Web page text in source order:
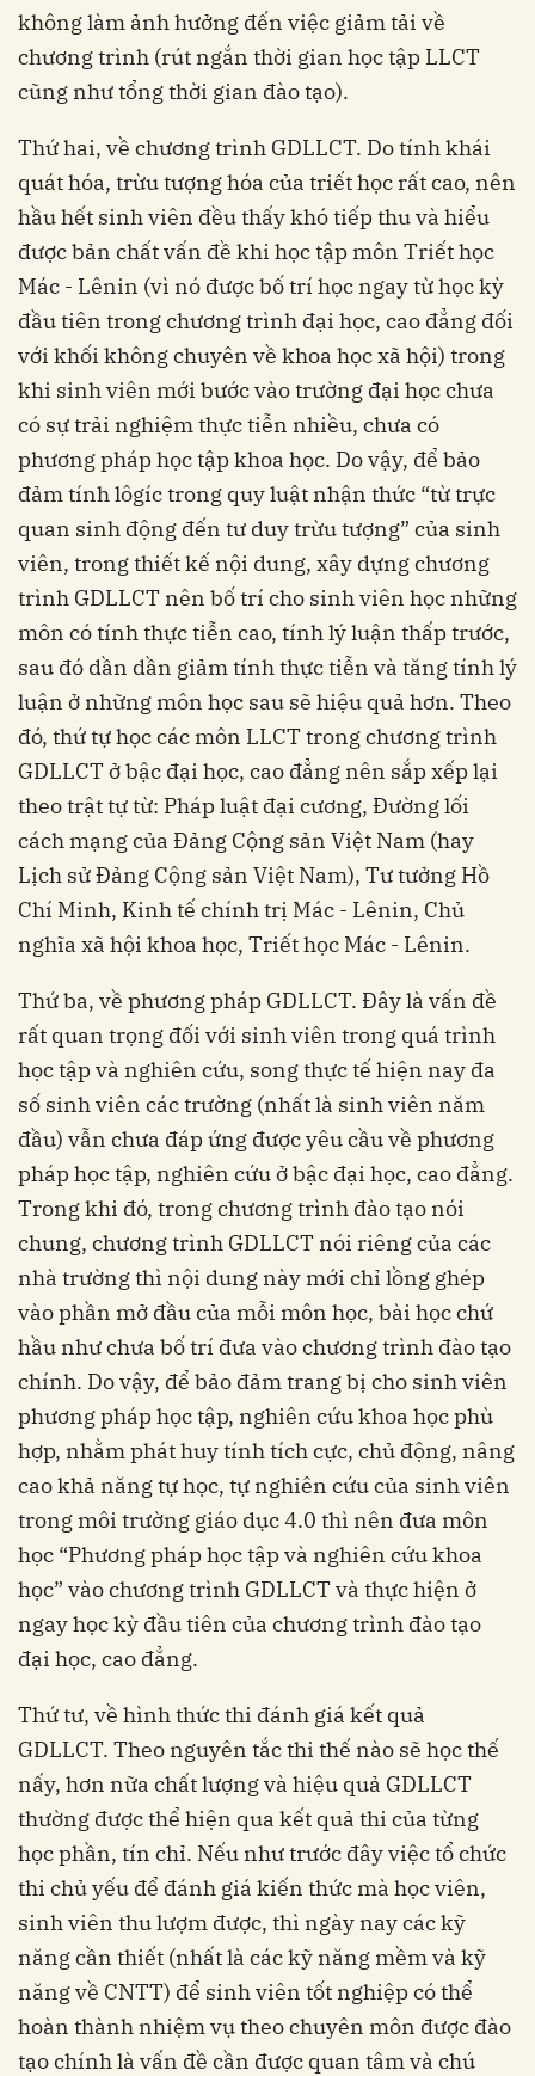
không làm ảnh hưởng đến việc giảm tải về
chương trình (rút ngắn thời gian học tập LLCT
cũng như tổng thời gian đào tạo).
Thứ hai, về chương trình GDLLCT. Do tính khái
quát hóa, trừu tượng hóa của triết học rất cao, nên
hầu hết sinh viên đều thấy khó tiếp thu và hiểu
được bản chất vấn đề khi học tập môn Triết học
Mác - Lênin (vì nó được bố trí học ngay từ học kỳ
đầu tiên trong chương trình đại học, cao đẳng đối
với khối không chuyên về khoa học xã hội) trong
khi sinh viên mới bước vào trường đại học chưa
có sự trải nghiệm thực tiễn nhiều, chưa có
phương pháp học tập khoa học. Do vậy, để bảo
đảm tính lôgíc trong quy luật nhận thức “từ trực
quan sinh động đến tư duy trừu tượng” của sinh
viên, trong thiết kế nội dung, xây dựng chương
trình GDLLCT nên bố trí cho sinh viên học những
môn có tính thực tiễn cao, tính lý luận thấp trước,
sau đó dần dần giảm tính thực tiễn và tăng tính lý
luận ở những môn học sau sẽ hiệu quả hơn. Theo
đó, thứ tự học các môn LLCT trong chương trình
GDLLCT ở bậc đại học, cao đẳng nên sắp xếp lại
theo trật tự từ: Pháp luật đại cương, Đường lối
cách mạng của Đảng Cộng sản Việt Nam (hay
Lịch sử Đảng Cộng sản Việt Nam), Tư tưởng Hồ
Chí Minh, Kinh tế chính trị Mác - Lênin, Chủ
nghĩa xã hội khoa học, Triết học Mác - Lênin.
Thứ ba, về phương pháp GDLLCT. Đây là vấn đề
rất quan trọng đối với sinh viên trong quá trình
học tập và nghiên cứu, song thực tế hiện nay đa
số sinh viên các trường (nhất là sinh viên năm
đầu) vẫn chưa đáp ứng được yêu cầu về phương
pháp học tập, nghiên cứu ở bậc đại học, cao đẳng.
Trong khi đó, trong chương trình đào tạo nói
chung, chương trình GDLLCT nói riêng của các
nhà trường thì nội dung này mới chỉ lồng ghép
vào phần mở đầu của mỗi môn học, bài học chứ
hầu như chưa bố trí đưa vào chương trình đào tạo
chính. Do vậy, để bảo đảm trang bị cho sinh viên
phương pháp học tập, nghiên cứu khoa học phù
hợp, nhằm phát huy tính tích cực, chủ động, nâng
cao khả năng tự học, tự nghiên cứu của sinh viên
trong môi trường giáo dục 4.0 thì nên đưa môn
học “Phương pháp học tập và nghiên cứu khoa
học” vào chương trình GDLLCT và thực hiện ở
ngay học kỳ đầu tiên của chương trình đào tạo
đại học, cao đẳng.
Thứ tư, về hình thức thi đánh giá kết quả
GDLLCT. Theo nguyên tắc thi thế nào sẽ học thế
nấy, hơn nữa chất lượng và hiệu quả GDLLCT
thường được thể hiện qua kết quả thi của từng
học phần, tín chỉ. Nếu như trước đây việc tổ chức
thi chủ yếu để đánh giá kiến thức mà học viên,
sinh viên thu lượm được, thì ngày nay các kỹ
năng cần thiết (nhất là các kỹ năng mềm và kỹ
năng về CNTT) để sinh viên tốt nghiệp có thể
hoàn thành nhiệm vụ theo chuyên môn được đào
tạo chính là vấn đề cần được quan tâm và chú